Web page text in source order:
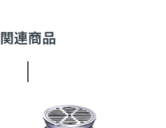
関連商品